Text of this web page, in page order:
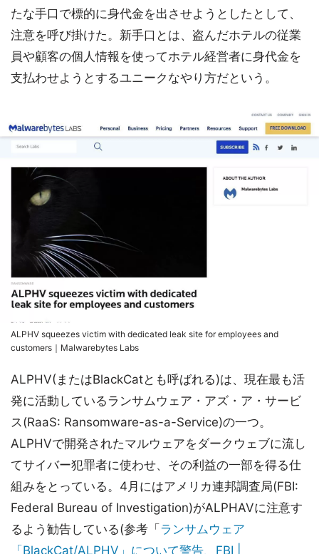
たな手口で標的に身代金を出させようとしたとして、
注意を呼び掛けた。新手口とは、盗んだホテルの従業
員や顧客の個人情報を使ってホテル経営者に身代金を
支払わせようとするユニークなやり方だという。
ALPHV squeezes victim with dedicated leak site for employees and
customers｜Malwarebytes Labs
ALPHV(またはBlackCatとも呼ばれる)は、現在最も活
発に活動しているランサムウェア・アズ・ア・サービ
ス(RaaS: Ransomware-as-a-Service)の一つ。
ALPHVで開発されたマルウェアをダークウェブに流し
てサイバー犯罪者に使わせ、その利益の一部を得る仕
組みをとっている。4月にはアメリカ連邦調査局(FBI:
Federal Bureau of Investigation)がALPHAVに注意す
るよう勧告している(参考「ランサムウェア
「BlackCat/ALPHV」について警告、FBI |